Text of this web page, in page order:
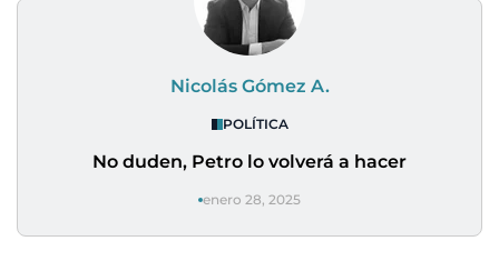
Nicolás Gómez A.
POLÍTICA
No duden, Petro lo volverá a hacer
enero 28, 2025